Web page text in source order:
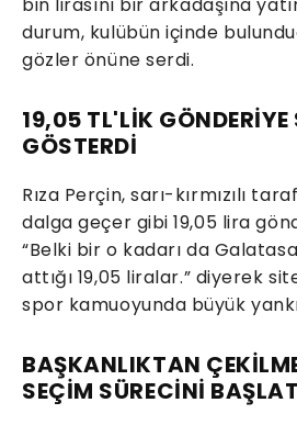
durum, kulübün içinde
gözler önüne serdi.
19,05 TL'LİK GÖNDERİYE
GÖSTERDİ
Rıza Perçin, sarı-kırmızılı
dalga geçer gibi 19,05 lira
“Belki bir o kadarı da
attığı 19,05 liralar.” diyerek
spor kamuoyunda büyük yankı
BAŞKANLIKTAN
SEÇİM SÜRECİNİ